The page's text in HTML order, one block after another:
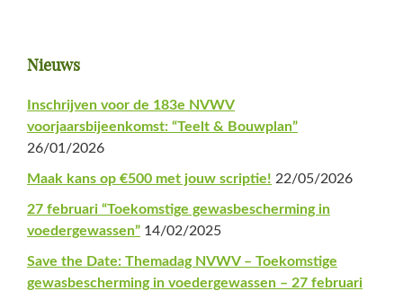
Primaire
Sidebar
Nieuws
Inschrijven voor de 183e NVWV
voorjaarsbijeenkomst: “Teelt & Bouwplan”
26/01/2026
Maak kans op €500 met jouw scriptie! 22/05/2026
27 februari “Toekomstige gewasbescherming in
voedergewassen” 14/02/2025
Save the Date: Themadag NVWV – Toekomstige
gewasbescherming in voedergewassen – 27 februari